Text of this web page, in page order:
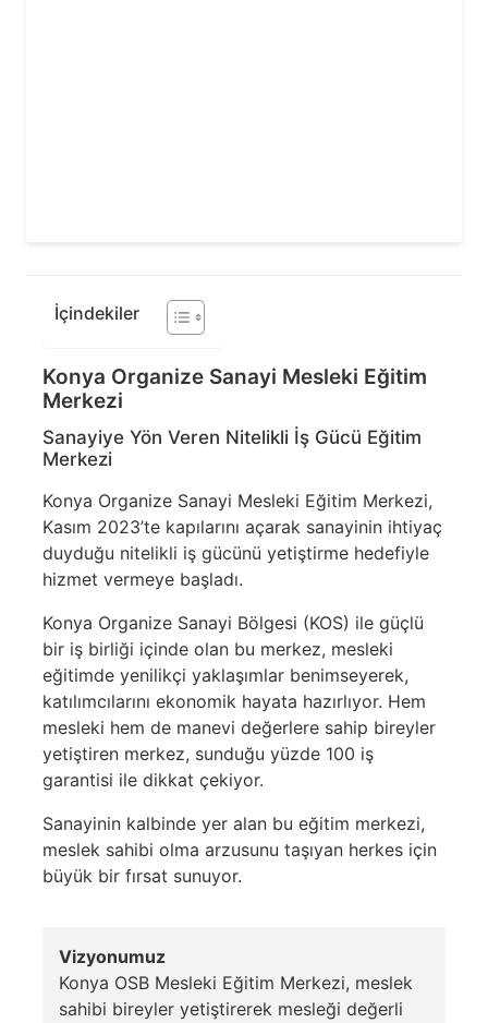
İçindekiler
Konya Organize Sanayi Mesleki Eğitim
Merkezi
Sanayiye Yön Veren Nitelikli İş Gücü Eğitim
Merkezi
Konya Organize Sanayi Mesleki Eğitim Merkezi,
Kasım 2023’te kapılarını açarak sanayinin ihtiyaç
duyduğu nitelikli iş gücünü yetiştirme hedefiyle
hizmet vermeye başladı.
Konya Organize Sanayi Bölgesi (KOS) ile güçlü
bir iş birliği içinde olan bu merkez, mesleki
eğitimde yenilikçi yaklaşımlar benimseyerek,
katılımcılarını ekonomik hayata hazırlıyor. Hem
mesleki hem de manevi değerlere sahip bireyler
yetiştiren merkez, sunduğu yüzde 100 iş
garantisi ile dikkat çekiyor.
Sanayinin kalbinde yer alan bu eğitim merkezi,
meslek sahibi olma arzusunu taşıyan herkes için
büyük bir fırsat sunuyor.
Vizyonumuz
Konya OSB Mesleki Eğitim Merkezi, meslek
sahibi bireyler yetiştirerek mesleği değerli